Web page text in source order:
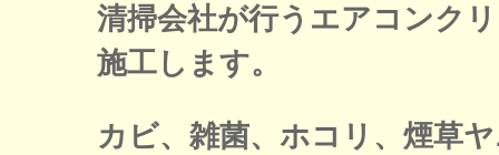
清掃会社が行うエアコンク
施工します。
カビ、雑菌、ホコリ、煙草